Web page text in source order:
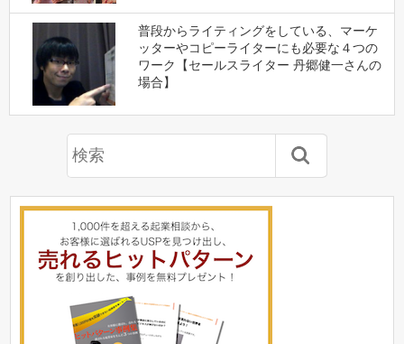
普段からライティングをしている、マーケ
ッターやコピーライターにも必要な４つの
ワーク【セールスライター 丹郷健一さんの
場合】